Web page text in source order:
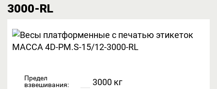
3000-RL
Предел
взвешивания:
3000 кг